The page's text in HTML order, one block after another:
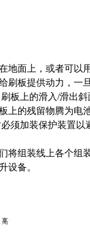
地面上，或者可以
刷板提供动力，一
板上的滑入/滑出
上的残留物腾为电
须加装保护装置以
将组装线上各个组
设备。